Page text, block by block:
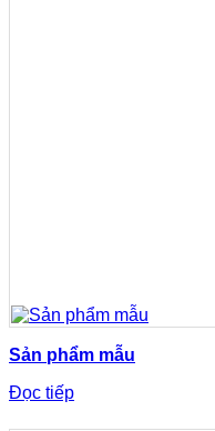
Sản phẩm mẫu
Đọc tiếp